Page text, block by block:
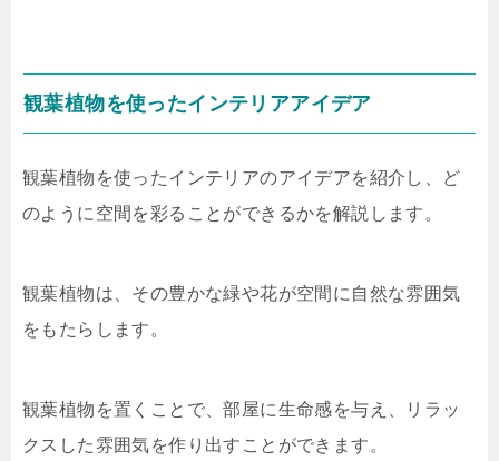
観葉植物を使ったインテリアアイデア
観葉植物を使ったインテリアのアイデアを紹介し、ど
のように空間を彩ることができるかを解説します。
観葉植物は、その豊かな緑や花が空間に自然な雰囲気
をもたらします。
観葉植物を置くことで、部屋に生命感を与え、リラッ
クスした雰囲気を作り出すことができます。